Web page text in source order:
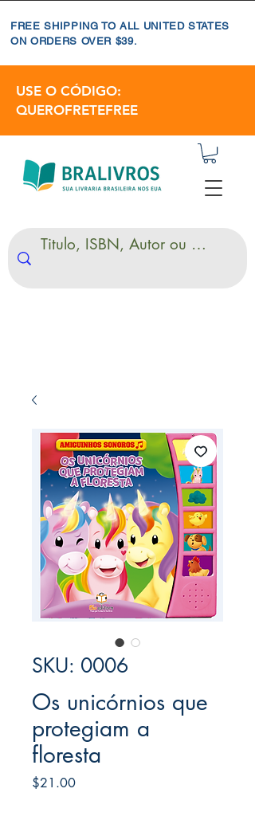
FREE SHIPPING TO ALL UNITED STATES
ON ORDERS OVER $39.
USE O CÓDIGO:
QUEROFRETEFREE
SKU: 0006
Os unicórnios que
protegiam a
floresta
$21.00Price